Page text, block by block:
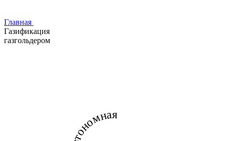
Главная
Газификация
газгольдером
Автономная